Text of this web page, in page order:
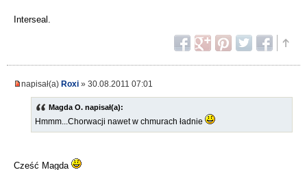
Interseal.
napisał(a) Roxi » 30.08.2011 07:01
Magda O. napisał(a):
Hmmm...Chorwacji nawet w chmurach ładnie
Cześć Magda